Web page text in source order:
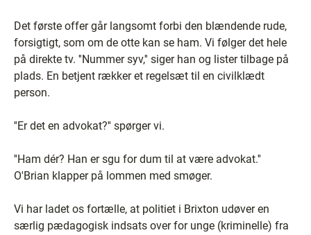
Det første offer går langsomt forbi den blændende rude,
forsigtigt, som om de otte kan se ham. Vi følger det hele
på direkte tv. ''Nummer syv,'' siger han og lister tilbage på
plads. En betjent rækker et regelsæt til en civilklædt
person.
''Er det en advokat?'' spørger vi.
''Ham dér? Han er sgu for dum til at være advokat.''
O'Brian klapper på lommen med smøger.
Vi har ladet os fortælle, at politiet i Brixton udøver en
særlig pædagogisk indsats over for unge (kriminelle) fra